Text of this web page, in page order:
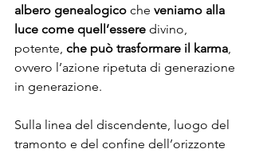
albero genealogico che veniamo alla
luce come quell’essere divino,
potente, che può trasformare il karma,
ovvero l’azione ripetuta di generazione
in generazione.
Sulla linea del discendente, luogo del
tramonto e del confine dell’orizzonte